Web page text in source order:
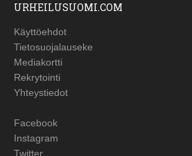
URHEILUSUOMI.COM
Käyttöehdot
Tietosuojalauseke
Mediakortti
Rekrytointi
Yhteystiedot
Facebook
Instagram
Twitter